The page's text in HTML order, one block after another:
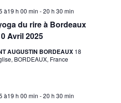
du rire à Bordeaux
Avril 2025
à19 h 00 min -20 h 30 min
AUGUSTIN BORDEAUX 18
BORDEAUX, France
à19 h 00 min -20 h 30 min